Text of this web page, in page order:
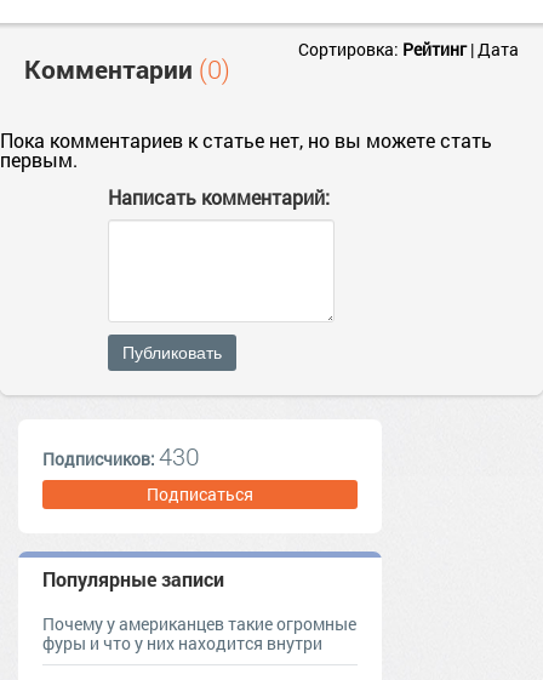
Комментарии (0)
Сортировка: Рейтинг|Дата
Пока комментариев к статье нет, но вы можете стать
первым.
Написать комментарий:
Публиковать
Подписчиков: 430
Подписаться
Популярные записи
Почему у американцев такие огромные
фуры и что у них находится внутри